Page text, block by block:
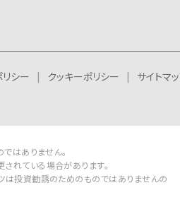
シー クッキーポリシー
サイトマ
はありません。
れている場合があります。
は投資勧誘のためのものではありませんの